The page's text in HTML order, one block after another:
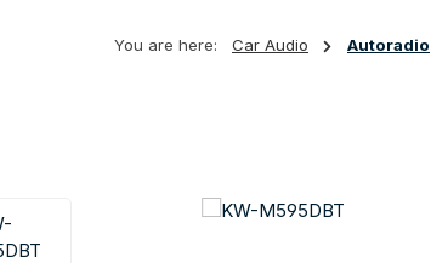
You are here: Car Audio Autoradio